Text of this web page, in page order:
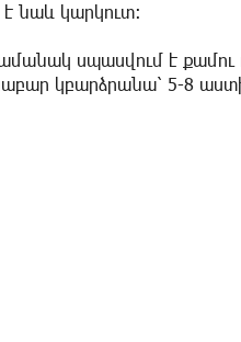
նաև կարկուտ։
սպասվում է քամու
կբարձրանա՝ 5-8